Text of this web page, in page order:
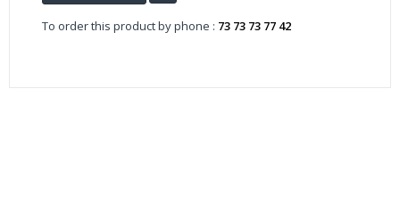
To order this product by phone : 73 73 73 77 42